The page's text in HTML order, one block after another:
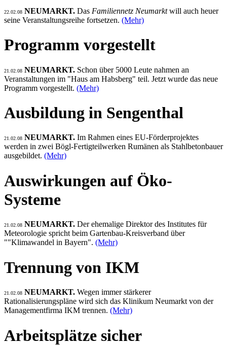
22.02.08 NEUMARKT. Das Familiennetz Neumarktwill auch heuer
seine Veranstaltungsreihe fortsetzen. (Mehr)
Programm vorgestellt
21.02.08 NEUMARKT. Schon über 5000 Leute nahmen an
Veranstaltungen im "Haus am Habsberg" teil. Jetzt wurde das neue
Programm vorgestellt. (Mehr)
Ausbildung in Sengenthal
21.02.08 NEUMARKT. Im Rahmen eines EU-Förderprojektes
werden in zwei Bögl-Fertigteilwerken Rumänen als Stahlbetonbauer
ausgebildet. (Mehr)
Auswirkungen auf Öko-
Systeme
21.02.08 NEUMARKT. Der ehemalige Direktor des Institutes für
Meteorologie spricht beim Gartenbau-Kreisverband über
""Klimawandel in Bayern". (Mehr)
Trennung von IKM
21.02.08 NEUMARKT. Wegen immer stärkerer
Rationalisierungspläne wird sich das Klinikum Neumarkt von der
Managementfirma IKM trennen. (Mehr)
Arbeitsplätze sicher